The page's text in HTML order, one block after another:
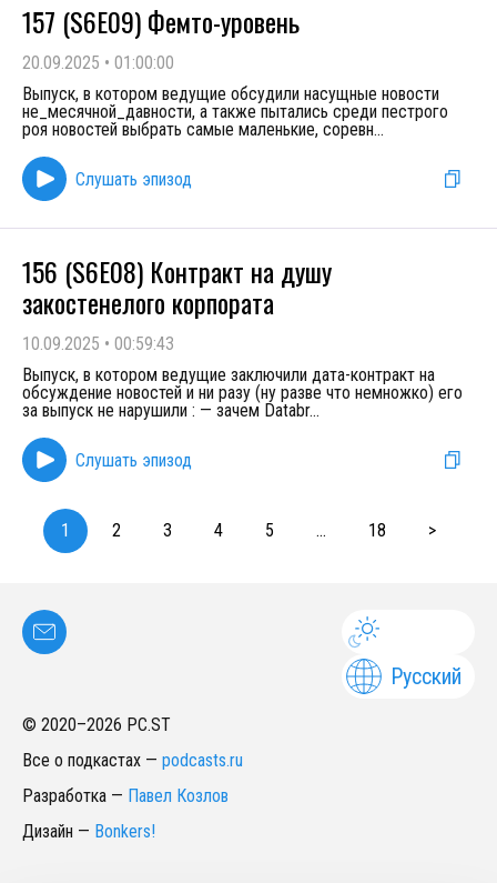
157 (S6E09) Фемто-уровень
20.09.2025 • 01:00:00
Выпуск, в котором ведущие обсудили насущные новости
не_месячной_давности, а также пытались среди пестрого
роя новостей выбрать самые маленькие, соревн...
Слушать эпизод
156 (S6E08) Контракт на душу
закостенелого корпората
10.09.2025 • 00:59:43
Выпуск, в котором ведущие заключили дата-контракт на
обсуждение новостей и ни разу (ну разве что немножко) его
за выпуск не нарушили : — зачем Databr...
Слушать эпизод
1 2 3 4 5 ... 18 >
Русский
© 2020–2026 PC.ST
Все о подкастах — podcasts.ru
Разработка — Павел Козлов
Дизайн — Bonkers!